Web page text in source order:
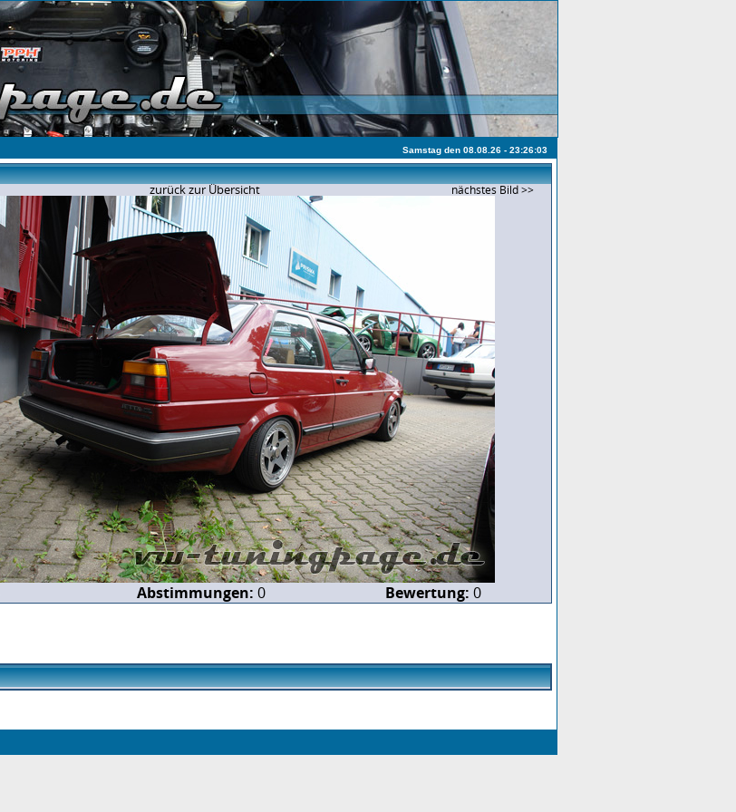
Samstag den 08.08.26 - 23:26:03
zurück zur Übersicht nächstes Bild >>
Abstimmungen: 0 Bewertung: 0